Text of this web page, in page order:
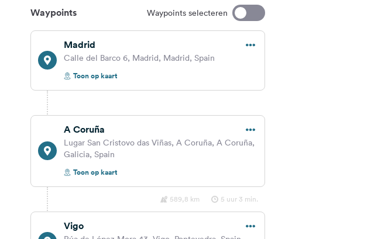
Waypoints Waypoints selecteren
Madrid
Calle del Barco 6, Madrid, Madrid, Spain
Toon op kaart
A Coruña
Lugar San Cristovo das Viñas, A Coruña, A Coruña,
Galicia, Spain
Toon op kaart
589,8 km 5 uur 3 min.
Vigo